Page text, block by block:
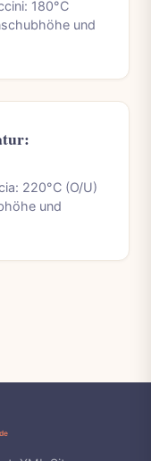
180°C
und
220°C (O/U)
und